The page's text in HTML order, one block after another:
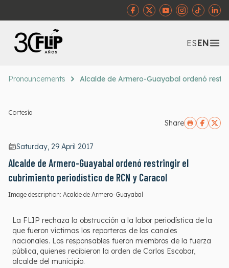
ESEN
Pronouncements Alcalde de Armero-Guayabal ordenó
Cortesía
Share
Saturday, 29 April 2017
Alcalde de Armero-Guayabal ordenó restringir el
cubrimiento periodístico de RCN y Caracol
Image description: Acalde de Armero-Guayabal
La FLIP rechaza la obstrucción a la labor periodística de la
que fueron víctimas los reporteros de los canales
nacionales. Los responsables fueron miembros de la fuerza
pública, quienes recibieron la orden de Carlos Escobar,
alcalde del municipio.